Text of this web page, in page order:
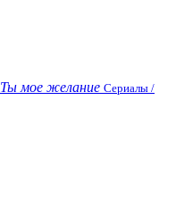
Ты мое желание Сериалы /